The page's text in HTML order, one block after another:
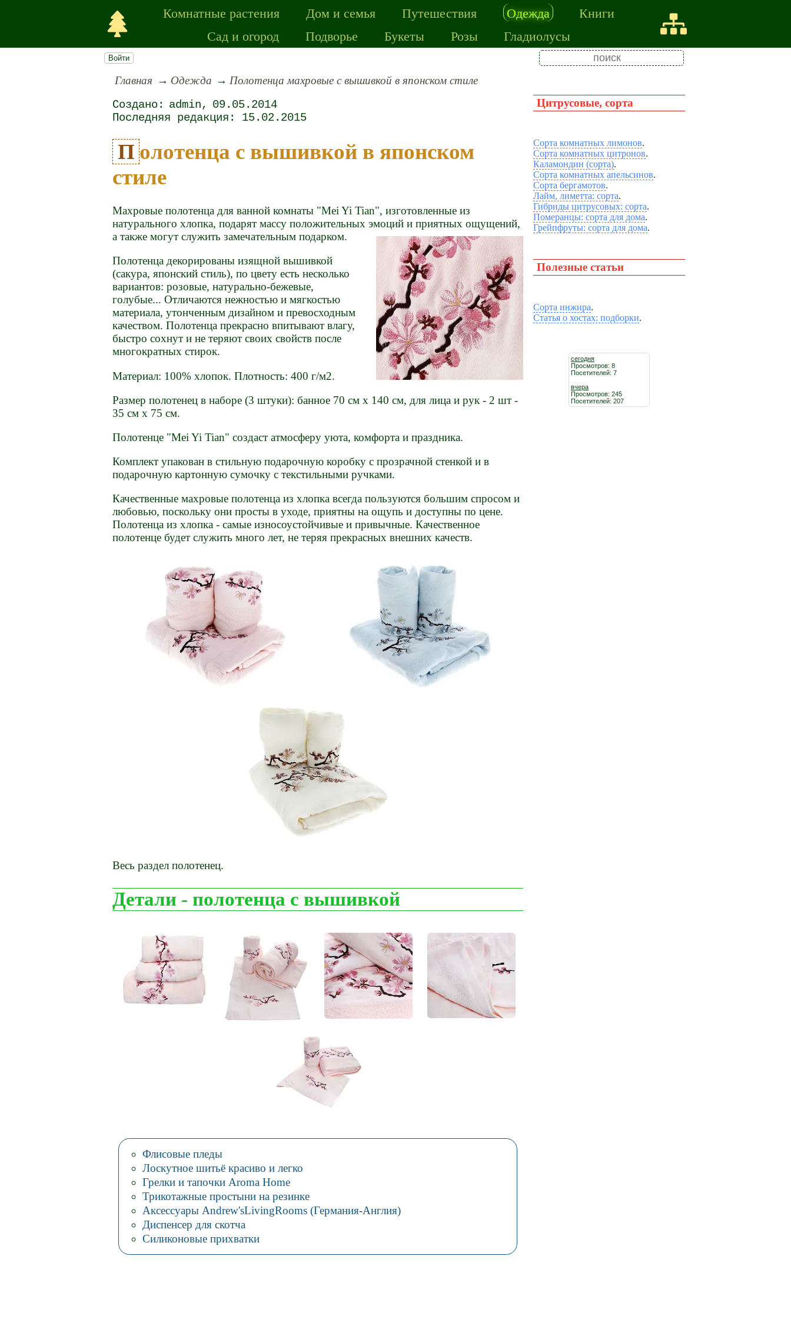
Комнатные растения Дом и семья Путешествия Одежда
Книги
Сад и огород
Подворье Букеты Розы Гладиолусы
Войти
Цитрусовые, сорта
Сорта комнатных лимонов.
Сорта комнатных цитронов.
Каламондин (сорта).
Сорта комнатных апельсинов.
Сорта бергамотов.
Лайм, лиметта: сорта.
Гибриды цитрусовых: сорта.
Померанцы: сорта для дома.
Грейпфруты: сорта для дома.
Полезные статьи
Сорта инжира.
Статья о хостах: подборки.
сегодня
Просмотров: 8
Посетителей: 7
вчера
Просмотров: 245
Посетителей: 207
Главная Одежда Полотенца махровые с вышивкой в японском стиле
admin
09.05.2014
15.02.2015
Полотенца с вышивкой в японском
стиле
Махровые полотенца для ванной комнаты "Mei Yi Tian", изготовленные из
натурального хлопка, подарят массу положительных эмоций и приятных ощущений,
а также могут служить замечательным подарком.
Полотенца декорированы изящной вышивкой
(сакура, японский стиль), по цвету есть несколько
вариантов: розовые, натурально-бежевые,
голубые... Отличаются нежностью и мягкостью
материала, утонченным дизайном и превосходным
качеством. Полотенца прекрасно впитывают влагу,
быстро сохнут и не теряют своих свойств после
многократных стирок.
Материал: 100% хлопок. Плотность: 400 г/м2.
Размер полотенец в наборе (3 штуки): банное 70 см х 140 см, для лица и рук - 2 шт -
35 см х 75 см.
Полотенце "Mei Yi Tian" создаст атмосферу уюта, комфорта и праздника.
Комплект упакован в стильную подарочную коробку с прозрачной стенкой и в
подарочную картонную сумочку с текстильными ручками.
Качественные махровые полотенца из хлопка всегда пользуются большим спросом и
любовью, поскольку они просты в уходе, приятны на ощупь и доступны по цене.
Полотенца из хлопка - самые износоустойчивые и привычные. Качественное
полотенце будет служить много лет, не теряя прекрасных внешних качеств.
Весь раздел полотенец.
Детали - полотенца с вышивкой
Флисовые пледы
Лоскутное шитьё красиво и легко
Грелки и тапочки Aroma Home
Трикотажные простыни на резинке
Аксессуары Andrew'sLivingRooms (Германия-Англия)
Диспенсер для скотча
Силиконовые прихватки